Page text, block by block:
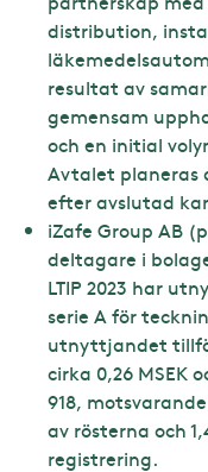
distribution,
resultat av
gemensam
och en initial
Avtalet planeras
efter avslutad
iZafe Group AB
deltagare i
LTIP 2023 har
serie A för
utnyttjandet
cirka 0,26 MSEK
918,
av rösterna och
registrering.